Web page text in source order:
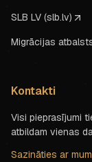
SLB LV (slb.lv)
Migrācijas
Kontakti
Visi pieprasījumi
atbildam vienas
Sazināties ar